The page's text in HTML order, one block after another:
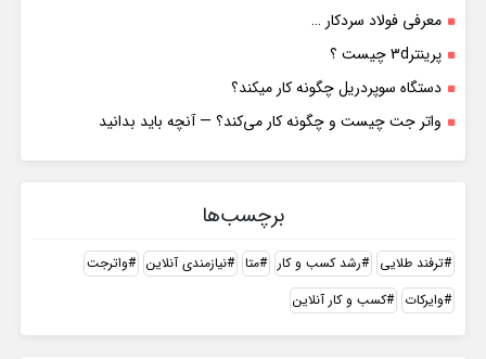
معرفی فولاد سردکار …
پرینتر3d چیست ؟
دستگاه سوپردریل چگونه کار میکند؟
واتر جت چیست و چگونه کار می‌کند؟ — آنچه باید بدانید
برچسب‌ها
ترفند طلایی رشد کسب و کار متا نیازمندی آنلاین
واترجت
وایرکات
کسب و کار آنلاین